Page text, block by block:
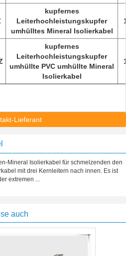
kupfernes
Leiterhochleistungskupfer
umhülltes Mineral Isolierkabel
kupfernes
Leiterhochleistungskupfer
umhüllte PVC umhüllte Mineral
Isolierkabel
Lieferant
Mineral Isolierkabel für schmelzenden den
mit drei Kernleitern nach innen. Es ist
extremen ...
auch